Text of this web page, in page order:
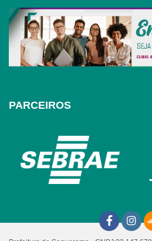
PARCEIROS